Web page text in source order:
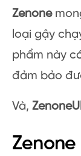
Zenone
loại gậy
phẩm này
đảm bảo
Và, Zenone